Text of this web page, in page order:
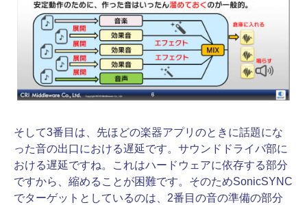
そして3番目は、先ほどの楽器アプリのときに話題にな
った音の出口における遅延です。サウンドドライバ部に
おける遅延ですね。これはハードウェアに依存する部分
ですから、縮めることが困難です。そのためSonicSYNC
でターゲットとしているのは、2番目の音の準備の部分